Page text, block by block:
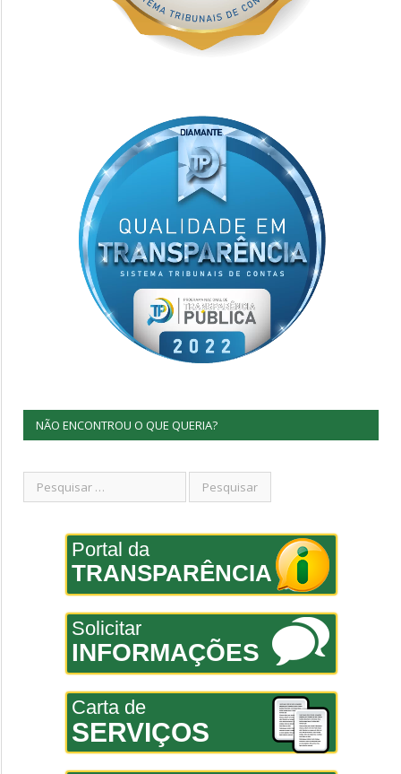
NÃO ENCONTROU O QUE QUERIA?
Portal da
TRANSPARÊNCIA
Solicitar
INFORMAÇÕES
Carta de
SERVIÇOS